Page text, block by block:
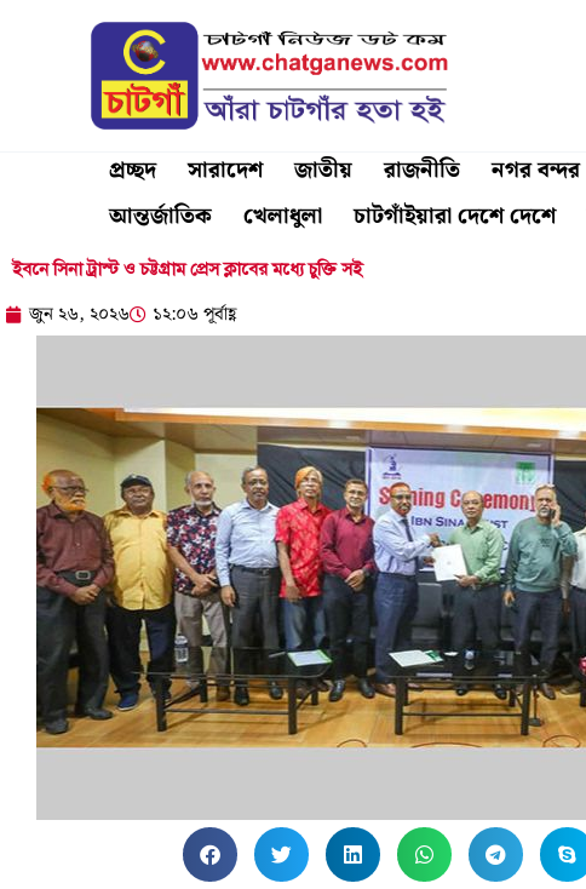
প্রচ্ছদ সারাদেশ জাতীয় রাজনীতি নগর বন্দর
আন্তর্জাতিক
খেলাধুলা চাটগাঁইয়ারা দেশে দেশে
ইবনে সিনা ট্রাস্ট ও চট্টগ্রাম প্রেস ক্লাবের মধ্যে চুক্তি সই
জুন ২৬, ২০২৬ ১২:০৬ পূর্বাহ্ণ